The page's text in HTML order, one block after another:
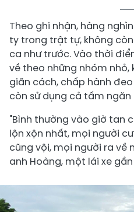
Theo ghi nhận, hàng
ty trong trật tự, không
ca như trước. Vào thời
về theo những nhóm nhỏ,
giãn cách, chấp hành
còn sử dụng cả tấm
"Bình thường vào giờ tan
lộn xộn nhất, mọi người
cũng vội, mọi người ra về
anh Hoàng, một lái xe